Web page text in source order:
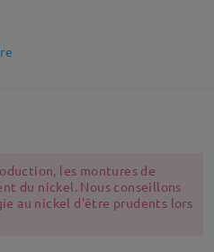
les montures de
du nickel. Nous conseillons
au nickel d'être prudents lors